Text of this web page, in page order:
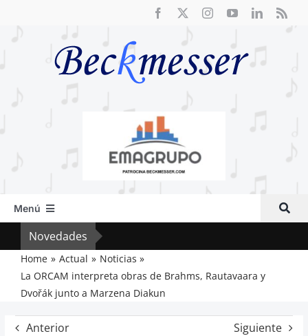
Menú
Inicio
Actual
Artículos
Previos de ópera
Novedades
Home Actual
Noticias
La ORCAM interpreta obras de Brahms, Rautavaara y
Dvořák junto a Marzena Diakun
Anterior Siguiente